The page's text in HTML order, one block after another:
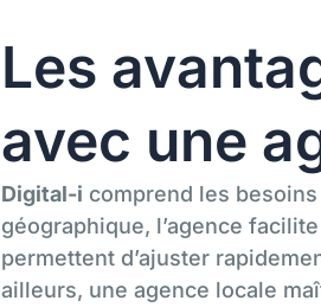
Les
avec une
Digital-i comprend les
géographique, l’agence
permettent d’ajuster
ailleurs, une agence locale